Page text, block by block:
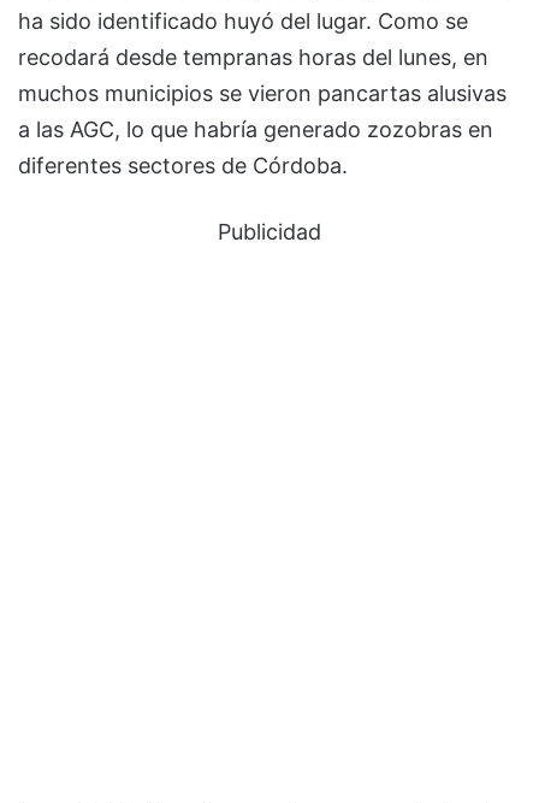
ha sido identificado huyó del lugar. Como se
recodará desde tempranas horas del lunes, en
muchos municipios se vieron pancartas alusivas
a las AGC, lo que habría generado zozobras en
diferentes sectores de Córdoba.
Publicidad